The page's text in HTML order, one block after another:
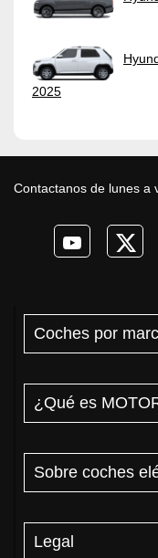
2025
Contactanos de lunes a
Coches por
¿Qué es
Sobre coches
Legal